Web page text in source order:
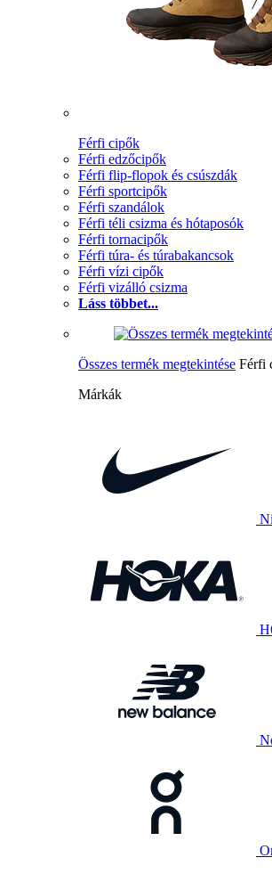
Férfi cipők
Férfi edzőcipők
Férfi flip-flopok és csúszdák
Férfi sportcipők
Férfi szandálok
Férfi téli csizma és hótaposók
Férfi tornacipők
Férfi túra- és túrabakancsok
Férfi vízi cipők
Férfi vizálló csizma
Láss többet...
Összes termék megtekintése Férfi
Márkák